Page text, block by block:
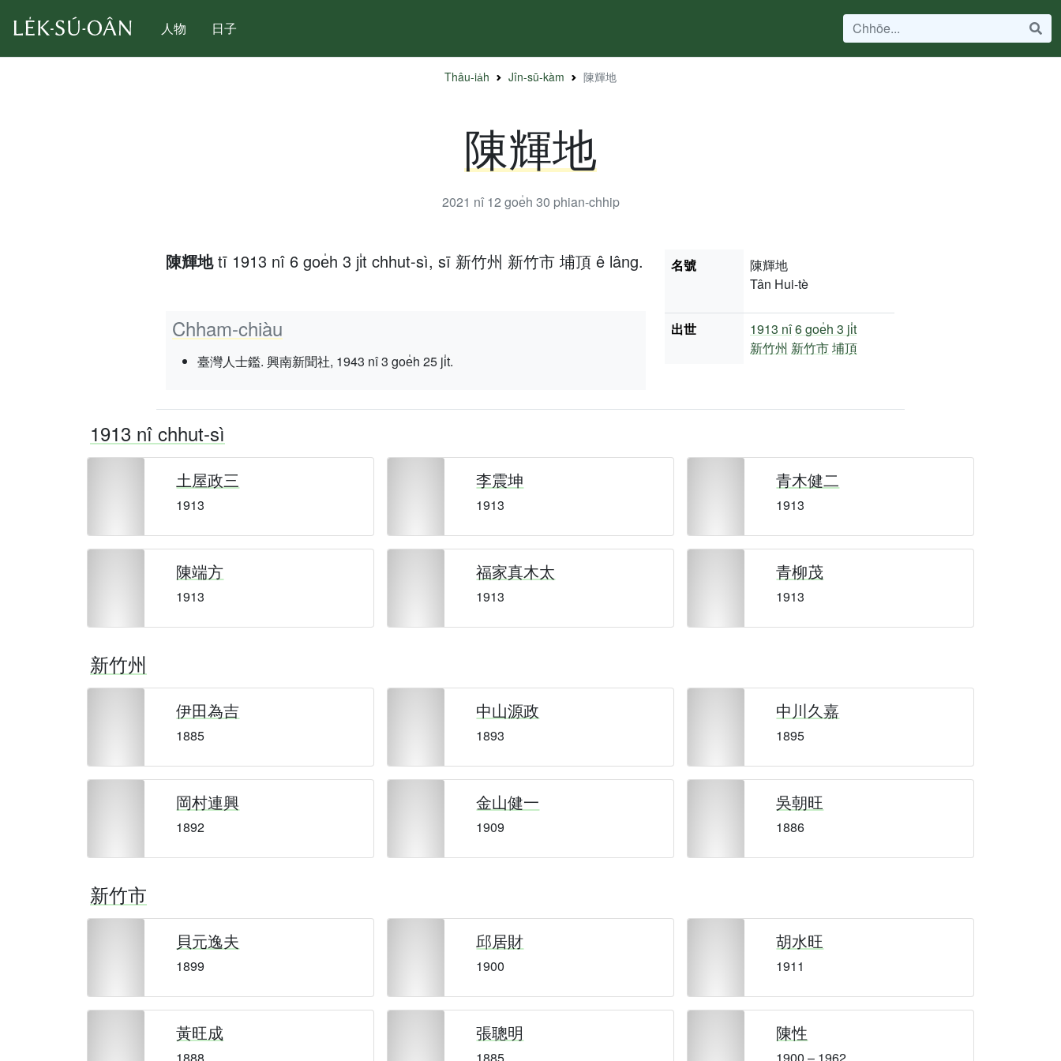
人物 日子
Thâu-ia̍h Jîn-sū-kàm 陳輝地
陳輝地
2021 nî 12 goe̍h 30 phian-chhip
陳輝地tī 1913 nî 6 goe̍h 3 ji̍t chhut-sì, sī 新竹州 新竹市 埔頂 ê lâng.
Chham-chiàu
臺灣人士鑑. 興南新聞社, 1943 nî 3 goe̍h 25 ji̍t.
名號
陳輝地
Tân Hui-tè
出世 1913 nî6 goe̍h 3 ji̍t
新竹州 新竹市埔頂
1913 nî chhut-sì
土屋政三
1913
李震坤
1913
青木健二
1913
陳端方
1913
福家真木太
1913
青柳茂
1913
新竹州
伊田為吉
1885
中山源政
1893
中川久嘉
1895
岡村連興
1892
金山健一
1909
吳朝旺
1886
新竹市
貝元逸夫
1899
邱居財
1900
胡水旺
1911
黃旺成 張聰明 陳性